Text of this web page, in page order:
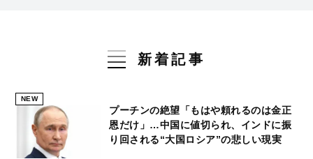
新着記事
NEW
プーチンの絶望「もはや頼れるのは金正
恩だけ」…中国に値切られ、インドに振
り回される“大国ロシア”の悲しい現実